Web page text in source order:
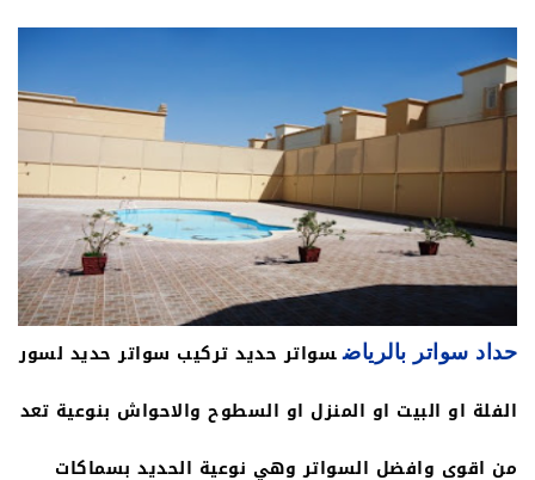
الحديد
حداد سواتر بالرياض سواتر حديد تركيب سواتر حديد لسور
الفلة او البيت او المنزل او السطوح والاحواش بنوعية تعد
من اقوى وافضل السواتر وهي نوعية الحديد بسماكات